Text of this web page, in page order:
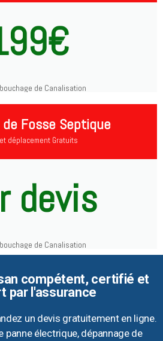
de Canalisation
de Fosse Septique
déplacement Gratuits
devis
de Canalisation
compétent, certifié et
par l'assurance
un devis gratuitement en ligne.
panne électrique, dépannage de